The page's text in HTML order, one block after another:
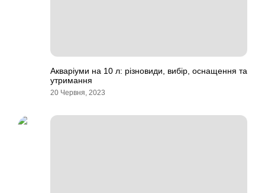
Акваріуми на 10 л: різновиди, вибір, оснащення та
утримання
20 Червня, 2023